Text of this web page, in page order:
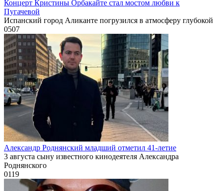
Концерт Кристины Орбакайте стал мостом любви к
Пугачевой
Испанский город Аликанте погрузился в атмосферу глубокой
0507
Александр Роднянский младший отметил 41-летие
3 августа сыну известного кинодеятеля Александра
Роднянского
0119